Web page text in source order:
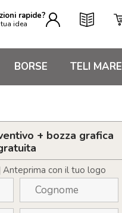
rapide?
idea
BORSE TELI MARE
+ bozza grafica
Anteprima con il tuo logo